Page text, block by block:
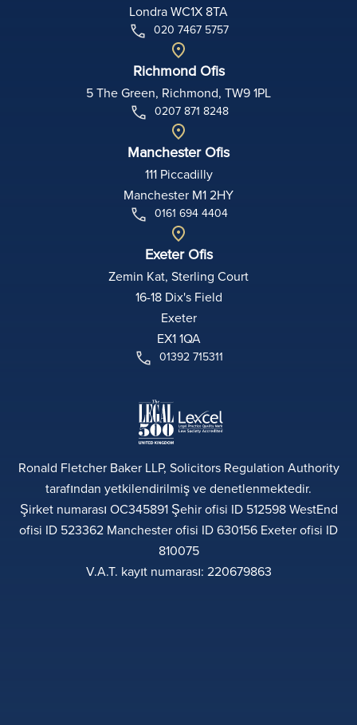
Londra WC1X 8TA
020 7467 5757
Richmond Ofis
5 The Green, Richmond, TW9 1PL
0207 871 8248
Manchester Ofis
111 Piccadilly
Manchester M1 2HY
0161 694 4404
Exeter Ofis
Zemin Kat, Sterling Court
16-18 Dix's Field
Exeter
EX1 1QA
01392 715311
Ronald Fletcher Baker LLP, Solicitors Regulation Authority
tarafından yetkilendirilmiş ve denetlenmektedir.
Şirket numarası OC345891 Şehir ofisi ID 512598 WestEnd
ofisi ID 523362 Manchester ofisi ID 630156 Exeter ofisi ID
810075
V.A.T. kayıt numarası: 220679863